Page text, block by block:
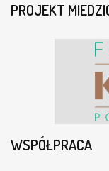
PROJEKT
WSPÓŁPRACA